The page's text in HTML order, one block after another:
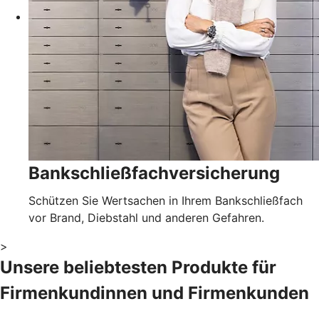
Bankschließfachversicherung
Schützen Sie Wertsachen in Ihrem Bankschließfach
vor Brand, Diebstahl und anderen Gefahren.
>
Unsere beliebtesten Produkte für
Firmenkundinnen und Firmenkunden